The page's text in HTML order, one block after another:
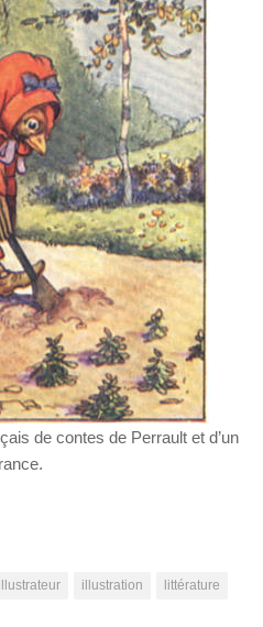
de contes de Perrault et d’un
illustrateur illustration littérature